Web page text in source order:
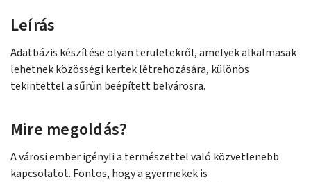
Leírás
Adatbázis készítése olyan területekről, amelyek alkalmasak
lehetnek közösségi kertek létrehozására, különös
tekintettel a sűrűn beépített belvárosra.
Mire megoldás?
A városi ember igényli a természettel való közvetlenebb
kapcsolatot. Fontos, hogy a gyermekek is